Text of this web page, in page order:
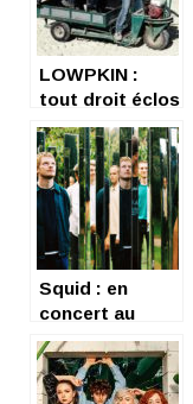
LOWPKIN :
tout droit éclos
de la ruche de
l’électro-rock
Squid : en
concert au
Trabendo, le 9
octobre 2021